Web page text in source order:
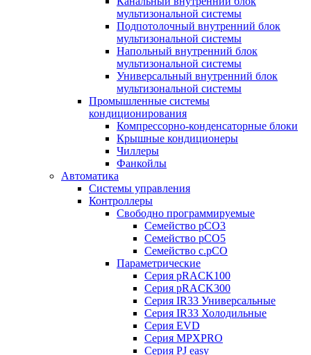
мультизональной системы
Подпотолочный внутренний блок
мультизональной системы
Напольный внутренний блок
мультизональной системы
Универсальный внутренний блок
мультизональной системы
Промышленные системы
кондиционирования
Компрессорно-конденсаторные блоки
Крышные кондиционеры
Чиллеры
Фанкойлы
Автоматика
Системы управления
Контроллеры
Свободно программируемые
Семейство pCO3
Семейство pCO5
Семейство c.pCO
Параметрические
Серия pRACK100
Серия pRACK300
Серия IR33 Универсальные
Серия IR33 Холодильные
Серия EVD
Серия MPXPRO
Серия PJ easy